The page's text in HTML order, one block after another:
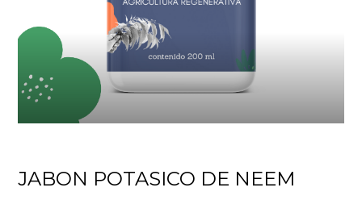
JABON POTASICO DE NEEM